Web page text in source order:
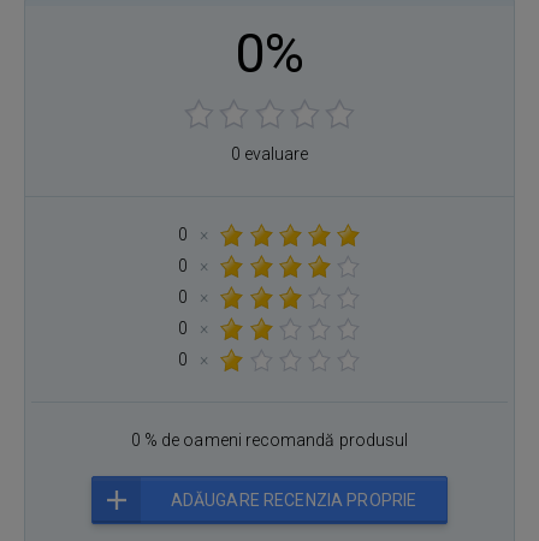
0%
0 evaluare
0
×
0
×
0
×
0
×
0
×
0 % de oameni recomandă produsul
ADĂUGARE RECENZIA PROPRIE